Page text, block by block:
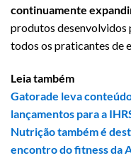
continuamente
produtos desenvolvidos
todos os praticantes de
Leia também
Gatorade leva
lançamentos para a
Nutrição também é
encontro do fitness da